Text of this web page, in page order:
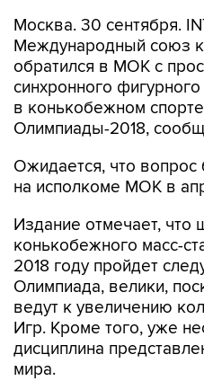
Москва. 30 сентября.
Международный союз
обратился в МОК с
синхронного
в конькобежном
Олимпиады-2018,
Ожидается, что вопрос
на исполкоме МОК в
Издание отмечает, что
конькобежного масс-
2018 году пройдет
Олимпиада, велики,
ведут к увеличению
Игр. Кроме того, уже
дисциплина
мира.